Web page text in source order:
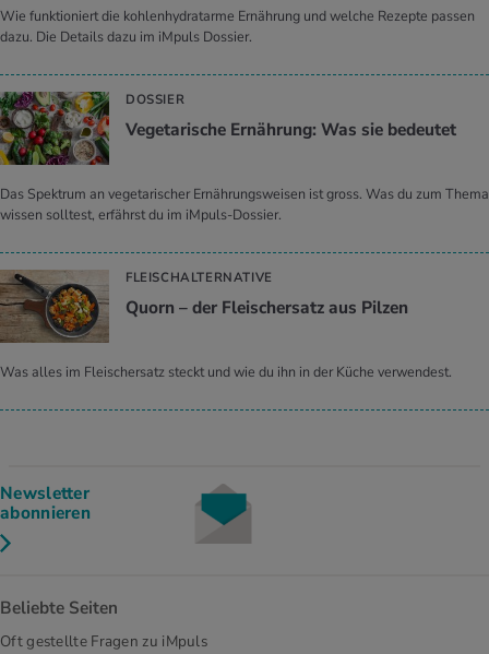
Wie funktioniert die kohlenhydratarme Ernährung und welche Rezepte passen
dazu. Die Details dazu im iMpuls Dossier.
DOSSIER
Vegetarische Ernährung: Was sie bedeutet
Das Spektrum an vegetarischer Ernährungsweisen ist gross. Was du zum Thema
wissen solltest, erfährst du im iMpuls-Dossier.
FLEISCHALTERNATIVE
Quorn – der Fleischersatz aus Pilzen
Was alles im Fleischersatz steckt und wie du ihn in der Küche verwendest.
Newsletter
abonnieren
Beliebte Seiten
Oft gestellte Fragen zu iMpuls